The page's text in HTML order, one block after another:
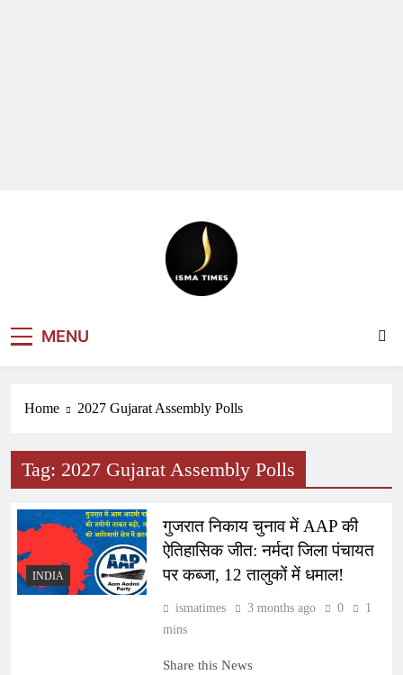
MENU
Home 2027 Gujarat Assembly Polls
Tag: 2027 Gujarat Assembly Polls
INDIA
गुजरात निकाय चुनाव में AAP की
ऐतिहासिक जीत: नर्मदा जिला पंचायत
पर कब्जा, 12 तालुकों में धमाल!
ismatimes 3 months ago 0
1
mins
Share this News